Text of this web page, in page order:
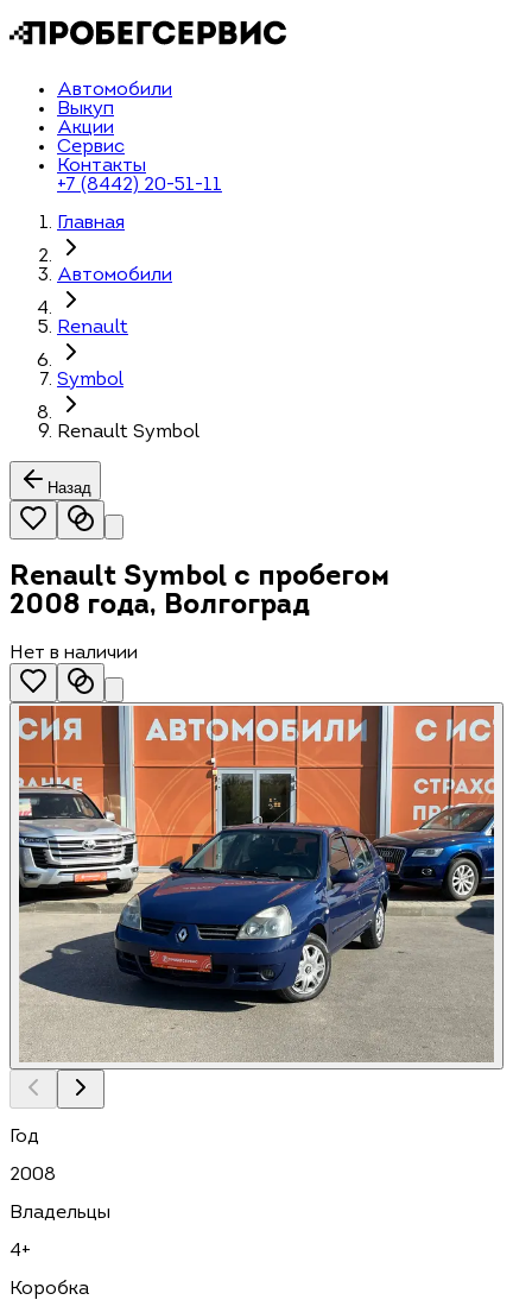
Автомобили
Выкуп
Акции
Сервис
Контакты
+7 (8442) 20-51-11
Главная
Автомобили
Renault
Symbol
Renault Symbol
Назад
Renault Symbol с пробегом
2008 года, Волгоград
Нет в наличии
Год
2008
Владельцы
4+
Коробка